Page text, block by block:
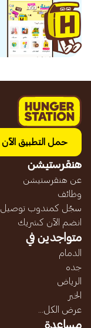
حمل التطبيق الآن
هنقرستيشن
عن هنقرستيشن
وظائف
سجّل كمندوب توصيل
انضم الآن كشريك
متواجدين في
الدمام
جده
الرياض
الخبر
عرض الكل...
مساعدة